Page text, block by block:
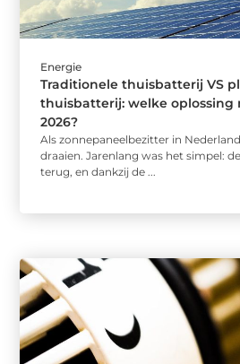
Energie
Traditionele thuisbatterij VS
thuisbatterij: welke oplossing
2026?
Als zonnepaneelbezitter in
draaien. Jarenlang was het simpel:
terug, en dankzij de ...